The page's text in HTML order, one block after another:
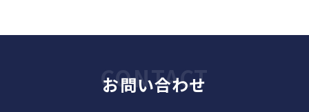
お問い合わせ